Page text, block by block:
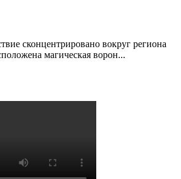
сконцентрировано вокруг региона
магическая ворон...